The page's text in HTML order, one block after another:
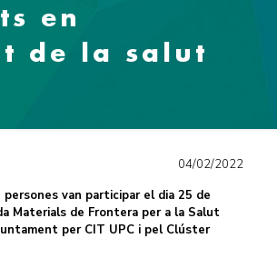
en
de la salut
04/02/2022
van participar el dia 25 de
Materials de Frontera per a la Salut
per CIT UPC i pel Clúster